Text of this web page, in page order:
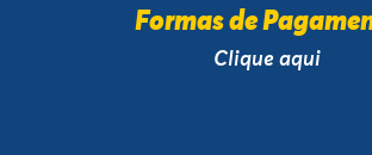
Formas de
Clique aqui